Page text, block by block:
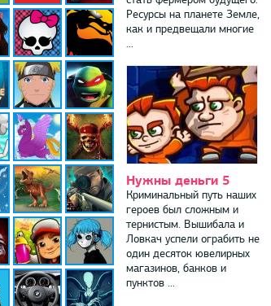
Ресурсы на планете Земле,
как и предвещали многие
...
Нужны деньги 5
Криминальный путь наших
героев был сложным и
тернистым. Вышибала и
Ловкач успели ограбить не
один десяток ювелирных
магазинов, банков и
пунктов ...